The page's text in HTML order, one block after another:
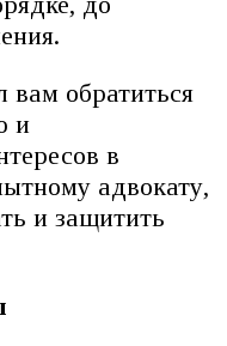
обратиться
и
в
адвокату,
и защитить